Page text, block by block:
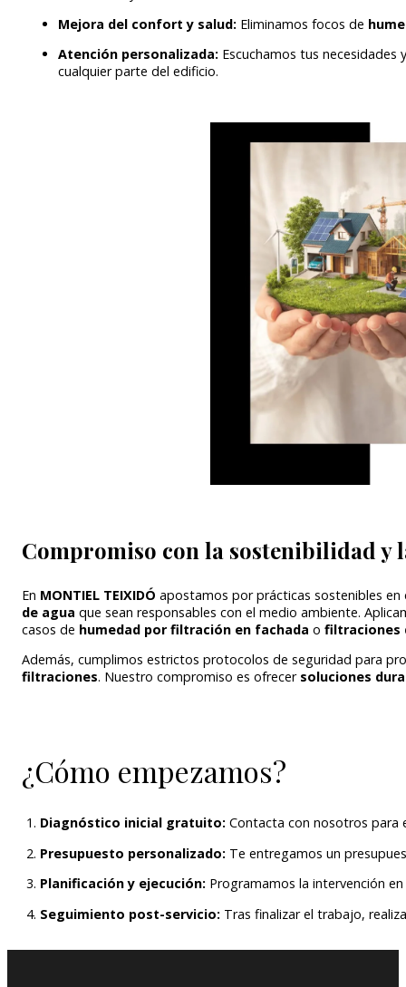
Mejora del confort y salud: Eliminamos focos de
Atención personalizada: Escuchamos tus
cualquier parte del edificio.
Compromiso con la sostenibilidad y
En MONTIEL TEIXIDÓ apostamos por prácticas sostenibles
de agua que sean responsables con el medio ambiente.
casos de humedad por filtración en fachada o filtraciones
Además, cumplimos estrictos protocolos de seguridad para
filtraciones. Nuestro compromiso es ofrecer soluciones
¿Cómo empezamos?
Diagnóstico inicial gratuito: Contacta con nosotros para
Presupuesto personalizado: Te entregamos un
Planificación y ejecución: Programamos la intervención
Seguimiento post-servicio: Tras finalizar el trabajo,